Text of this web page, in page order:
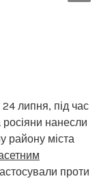
24 липня, під час
росіяни нанесли
району міста
проти